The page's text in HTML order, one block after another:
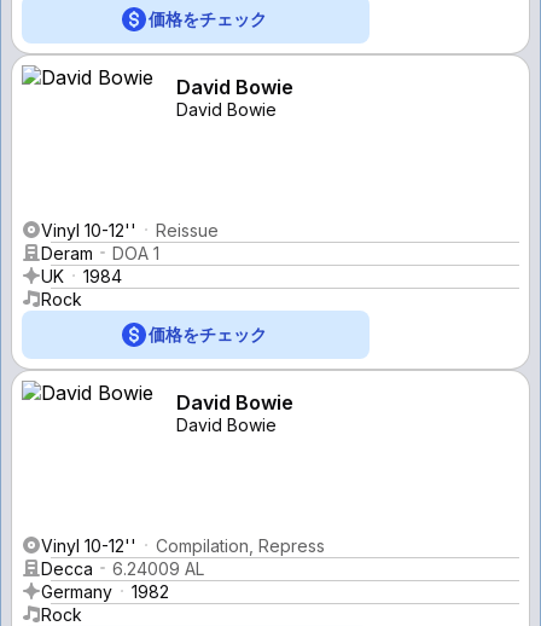
価格をチェック
David Bowie
David Bowie
Vinyl 10-12''
Reissue
Deram
DOA 1
UK
1984
Rock
価格をチェック
David Bowie
David Bowie
Vinyl 10-12''
Compilation, Repress
Decca
6.24009 AL
Germany
1982
Rock